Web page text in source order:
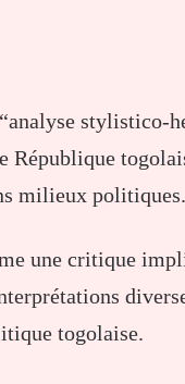
stylistico-
République
milieux politiques.
une critique
togolaise.